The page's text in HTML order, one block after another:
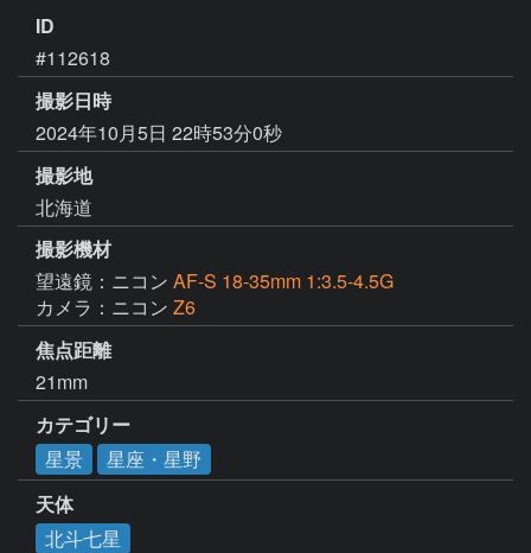
ID
#112618
撮影日時
2024年10月5日 22時53分0秒
撮影地
北海道
撮影機材
望遠鏡：ニコン AF-S 18-35mm 1:3.5-4.5G
カメラ：ニコン Z6
焦点距離
21mm
カテゴリー
星景
星座・星野
天体
北斗七星